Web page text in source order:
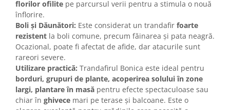
florilor ofilite pe parcursul verii pentru a stimula o nouă
înflorire.
Boli și Dăunători: Este considerat un trandafir foarte
rezistent la boli comune, precum făinarea și pata neagră.
Ocazional, poate fi afectat de afide, dar atacurile sunt
rareori severe.
Utilizare practică: Trandafirul Bonica este ideal pentru
borduri, grupuri de plante, acoperirea solului în zone
largi, plantare în masă pentru efecte spectaculoase sau
chiar în ghivece mari pe terase și balcoane. Este o